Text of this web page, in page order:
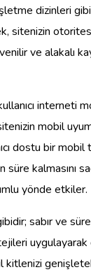
dizinleri
sitenizin
ve alakalı
interneti
mobil
dostu bir mobil
süre kalmasını
yönde etkiler.
sabır ve
uygulayarak
kitlenizi